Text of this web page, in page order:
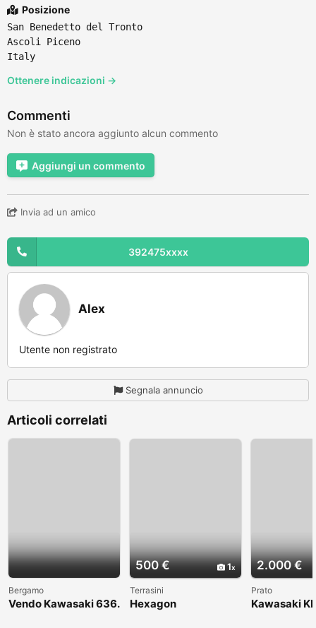
Posizione
San Benedetto del Tronto
Ascoli Piceno
Italy
Ottenere indicazioni →
Commenti
Non è stato ancora aggiunto alcun commento
Aggiungi un commento
Invia ad un amico
392475xxxx
Alex
Utente non registrato
Segnala annuncio
Articoli correlati
Bergamo
Vendo Kawasaki 636.
500 € 1
Terrasini
Hexagon
2.000 €
Prato
Kawasaki